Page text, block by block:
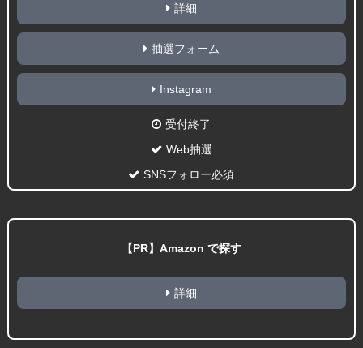
詳細
抽選フォーム
Instagram
受付終了
Web抽選
SNSフォロー必須
【PR】Amazon で探す
詳細